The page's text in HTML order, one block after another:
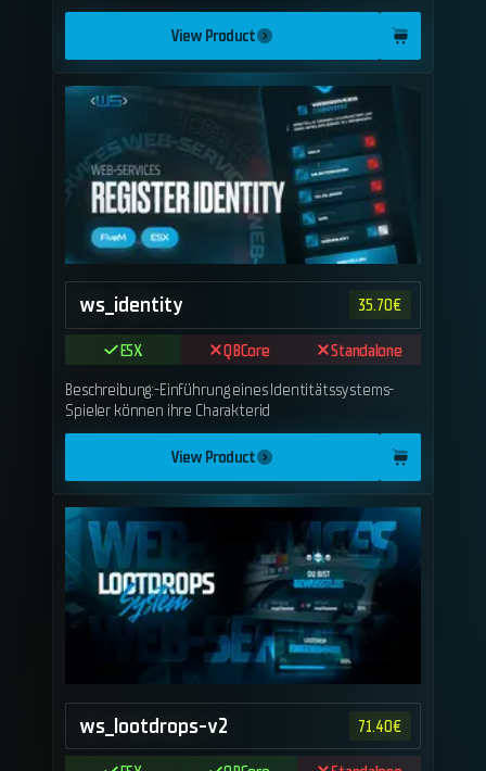
View Product
ws_identity 35.70€
ESX QBCore
Standalone
Beschreibung:-Einführung eines Identitätssystems-
Spieler können ihre Charakterid
View Product
ws_lootdrops-v2 71.40€